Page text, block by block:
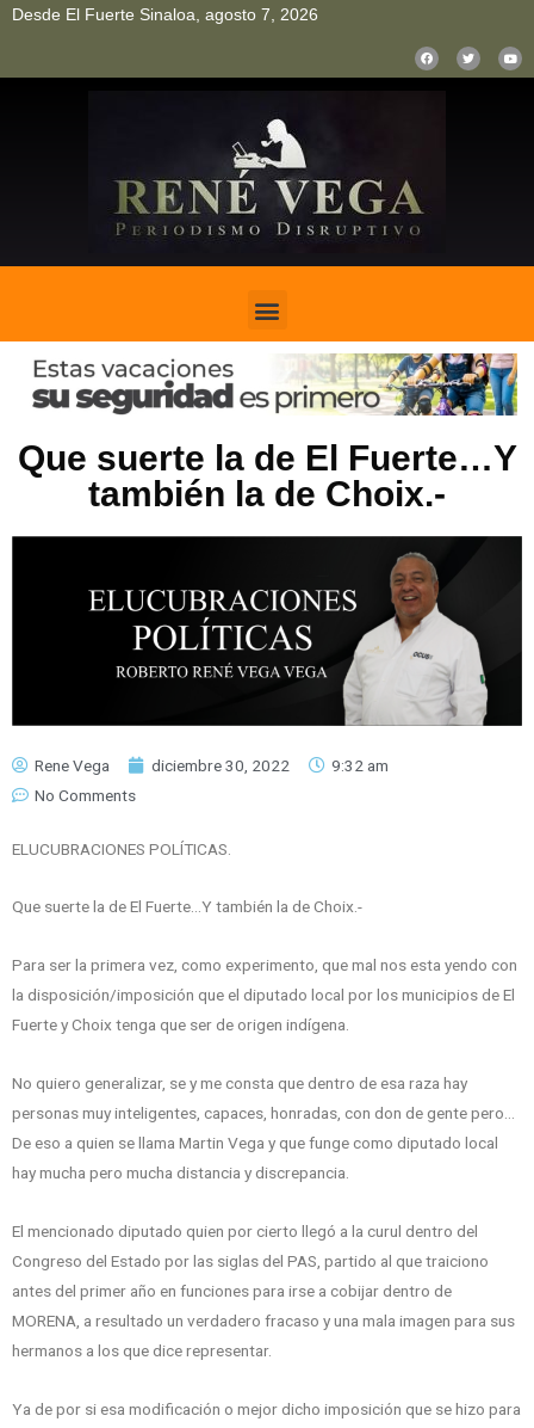
Desde El Fuerte Sinaloa, agosto 7, 2026
Que suerte la de El Fuerte…Y
también la de Choix.-
Rene Vega diciembre 30, 2022
9:32 am
No Comments
ELUCUBRACIONES POLÍTICAS.
Que suerte la de El Fuerte…Y también la de Choix.-
Para ser la primera vez, como experimento, que mal nos esta yendo con
la disposición/imposición que el diputado local por los municipios de El
Fuerte y Choix tenga que ser de origen indígena.
No quiero generalizar, se y me consta que dentro de esa raza hay
personas muy inteligentes, capaces, honradas, con don de gente pero…
De eso a quien se llama Martin Vega y que funge como diputado local
hay mucha pero mucha distancia y discrepancia.
El mencionado diputado quien por cierto llegó a la curul dentro del
Congreso del Estado por las siglas del PAS, partido al que traiciono
antes del primer año en funciones para irse a cobijar dentro de
MORENA, a resultado un verdadero fracaso y una mala imagen para sus
hermanos a los que dice representar.
Ya de por si esa modificación o mejor dicho imposición que se hizo para